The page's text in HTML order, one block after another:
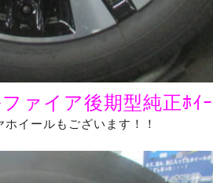
ァイア後期型純正ﾎｲ
イールもございます！！